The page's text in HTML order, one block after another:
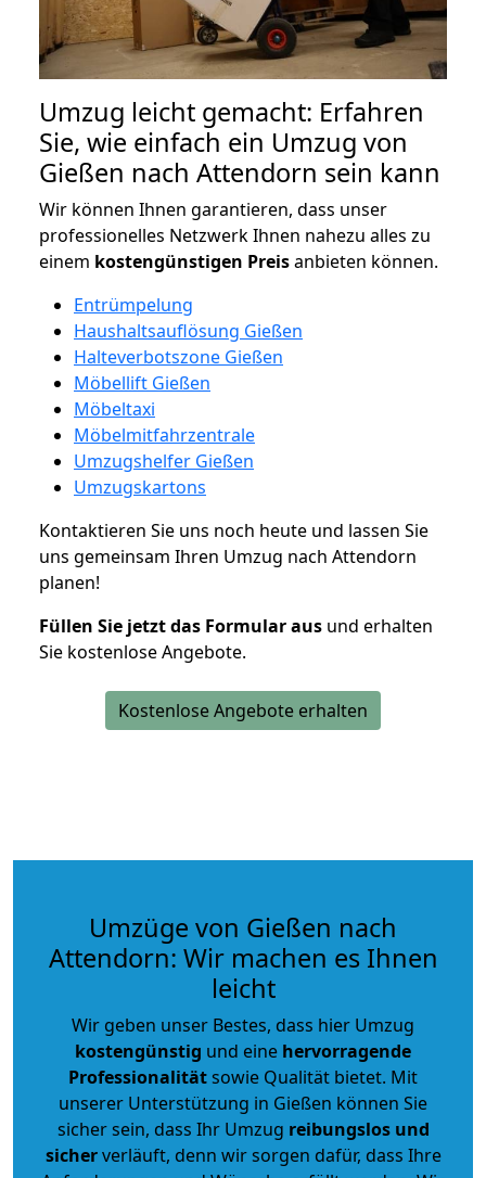
Umzug leicht gemacht: Erfahren
Sie, wie einfach ein Umzug von
Gießen nach Attendorn sein kann
Wir können Ihnen garantieren, dass unser
professionelles Netzwerk Ihnen nahezu alles zu
einem kostengünstigen Preisanbieten können.
Entrümpelung
Haushaltsauflösung Gießen
Halteverbotszone Gießen
Möbellift Gießen
Möbeltaxi
Möbelmitfahrzentrale
Umzugshelfer Gießen
Umzugskartons
Kontaktieren Sie uns noch heute und lassen Sie
uns gemeinsam Ihren Umzug nach Attendorn
planen!
Füllen Sie jetzt das Formular aus und erhalten
Sie kostenlose Angebote.
Kostenlose Angebote erhalten
Umzüge von Gießen nach
Attendorn: Wir machen es Ihnen
leicht
Wir geben unser Bestes, dass hier Umzug
kostengünstig und eine hervorragende
Professionalitätsowie Qualität bietet. Mit
unserer Unterstützung in Gießen können Sie
sicher sein, dass Ihr Umzug reibungslos und
sicherverläuft, denn wir sorgen dafür, dass Ihre